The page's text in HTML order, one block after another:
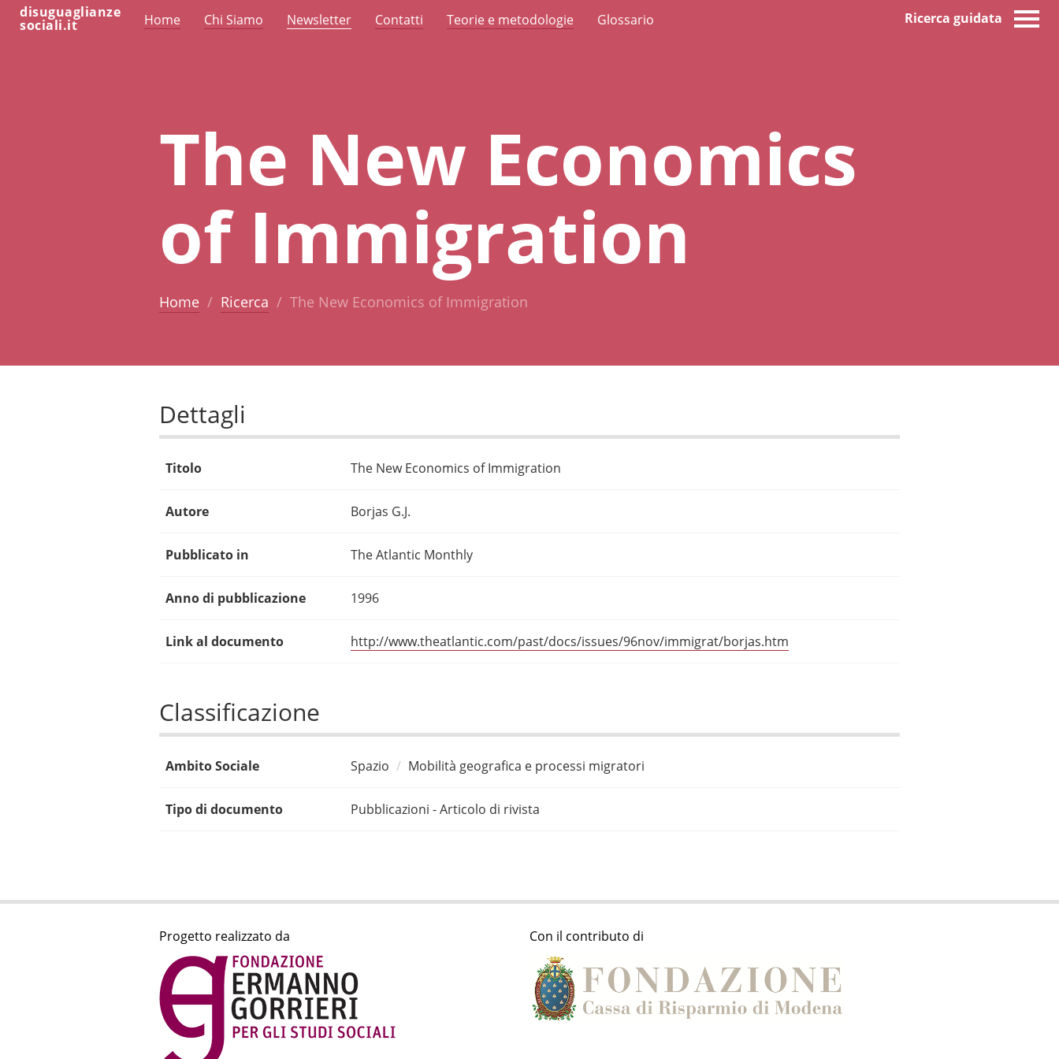
disuguaglianze
sociali.it Home Chi Siamo Newsletter Contatti Teorie e metodologie Glossario Ricerca guidata
The New Economics
of Immigration
Home Ricerca The New Economics of Immigration
Dettagli
Titolo The New Economics of Immigration
Autore Borjas G.J.
Pubblicato in The Atlantic Monthly
Anno di pubblicazione 1996
Link al documento http://www.theatlantic.com/past/docs/issues/96nov/immigrat/borjas.htm
Classificazione
Ambito Sociale Spazio Mobilità geografica e processi migratori
Tipo di documento Pubblicazioni - Articolo di rivista
Progetto realizzato da Con il contributo di